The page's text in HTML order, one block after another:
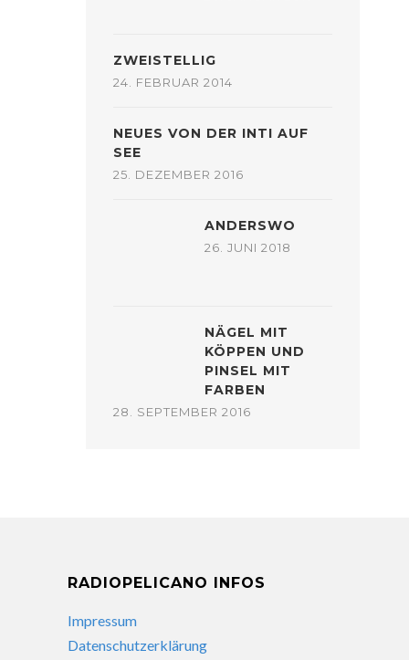
ZWEISTELLIG
24. FEBRUAR 2014
NEUES VON DER INTI AUF
SEE
25. DEZEMBER 2016
ANDERSWO
26. JUNI 2018
NÄGEL MIT
KÖPPEN UND
PINSEL MIT
FARBEN
28. SEPTEMBER 2016
RADIOPELICANO INFOS
Impressum
Datenschutzerklärung